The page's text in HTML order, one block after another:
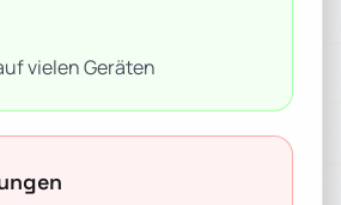
vielen Geräten